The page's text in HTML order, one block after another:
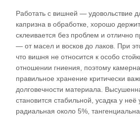
Работать с вишней — удовольствие
капризна в обработке, хорошо
склеивается без проблем и отлично
— от масел и восков до лаков. При
что вишня не относится к особо
отношении гниения, поэтому
правильное хранение критически
долговечности материала.
становится стабильной, усадка у
радиальная около 5%,